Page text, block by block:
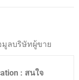
มูลบริษัทผู้ขาย
: สนใจ